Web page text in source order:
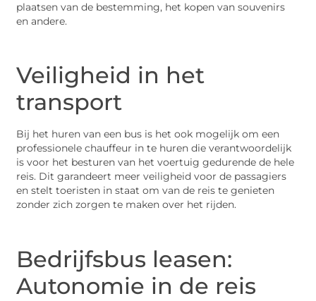
plaatsen van de bestemming, het kopen van souvenirs
en andere.
Veiligheid in het
transport
Bij het huren van een bus is het ook mogelijk om een
professionele chauffeur in te huren die verantwoordelijk
is voor het besturen van het voertuig gedurende de hele
reis. Dit garandeert meer veiligheid voor de passagiers
en stelt toeristen in staat om van de reis te genieten
zonder zich zorgen te maken over het rijden.
Bedrijfsbus leasen:
Autonomie in de reis